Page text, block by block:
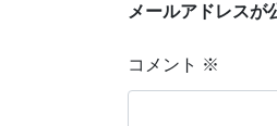
メールアドレスが
コメント ※